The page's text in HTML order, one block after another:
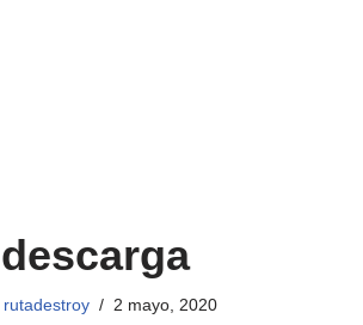
descarga
rutadestroy 2 mayo, 2020